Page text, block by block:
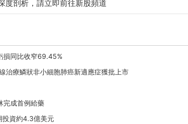
度剖析，請立即前往新股頻道
損同比收窄69.45%
治療鱗狀非小細胞肺癌新適應症獲批上市
完成首例給藥
投資約4.3億美元